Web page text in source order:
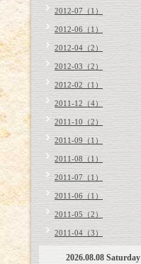
2012-07（1）
2012-06（1）
2012-04（2）
2012-03（2）
2012-02（1）
2011-12（4）
2011-10（2）
2011-09（1）
2011-08（1）
2011-07（1）
2011-06（1）
2011-05（2）
2011-04（3）
2026.08.08 Saturday